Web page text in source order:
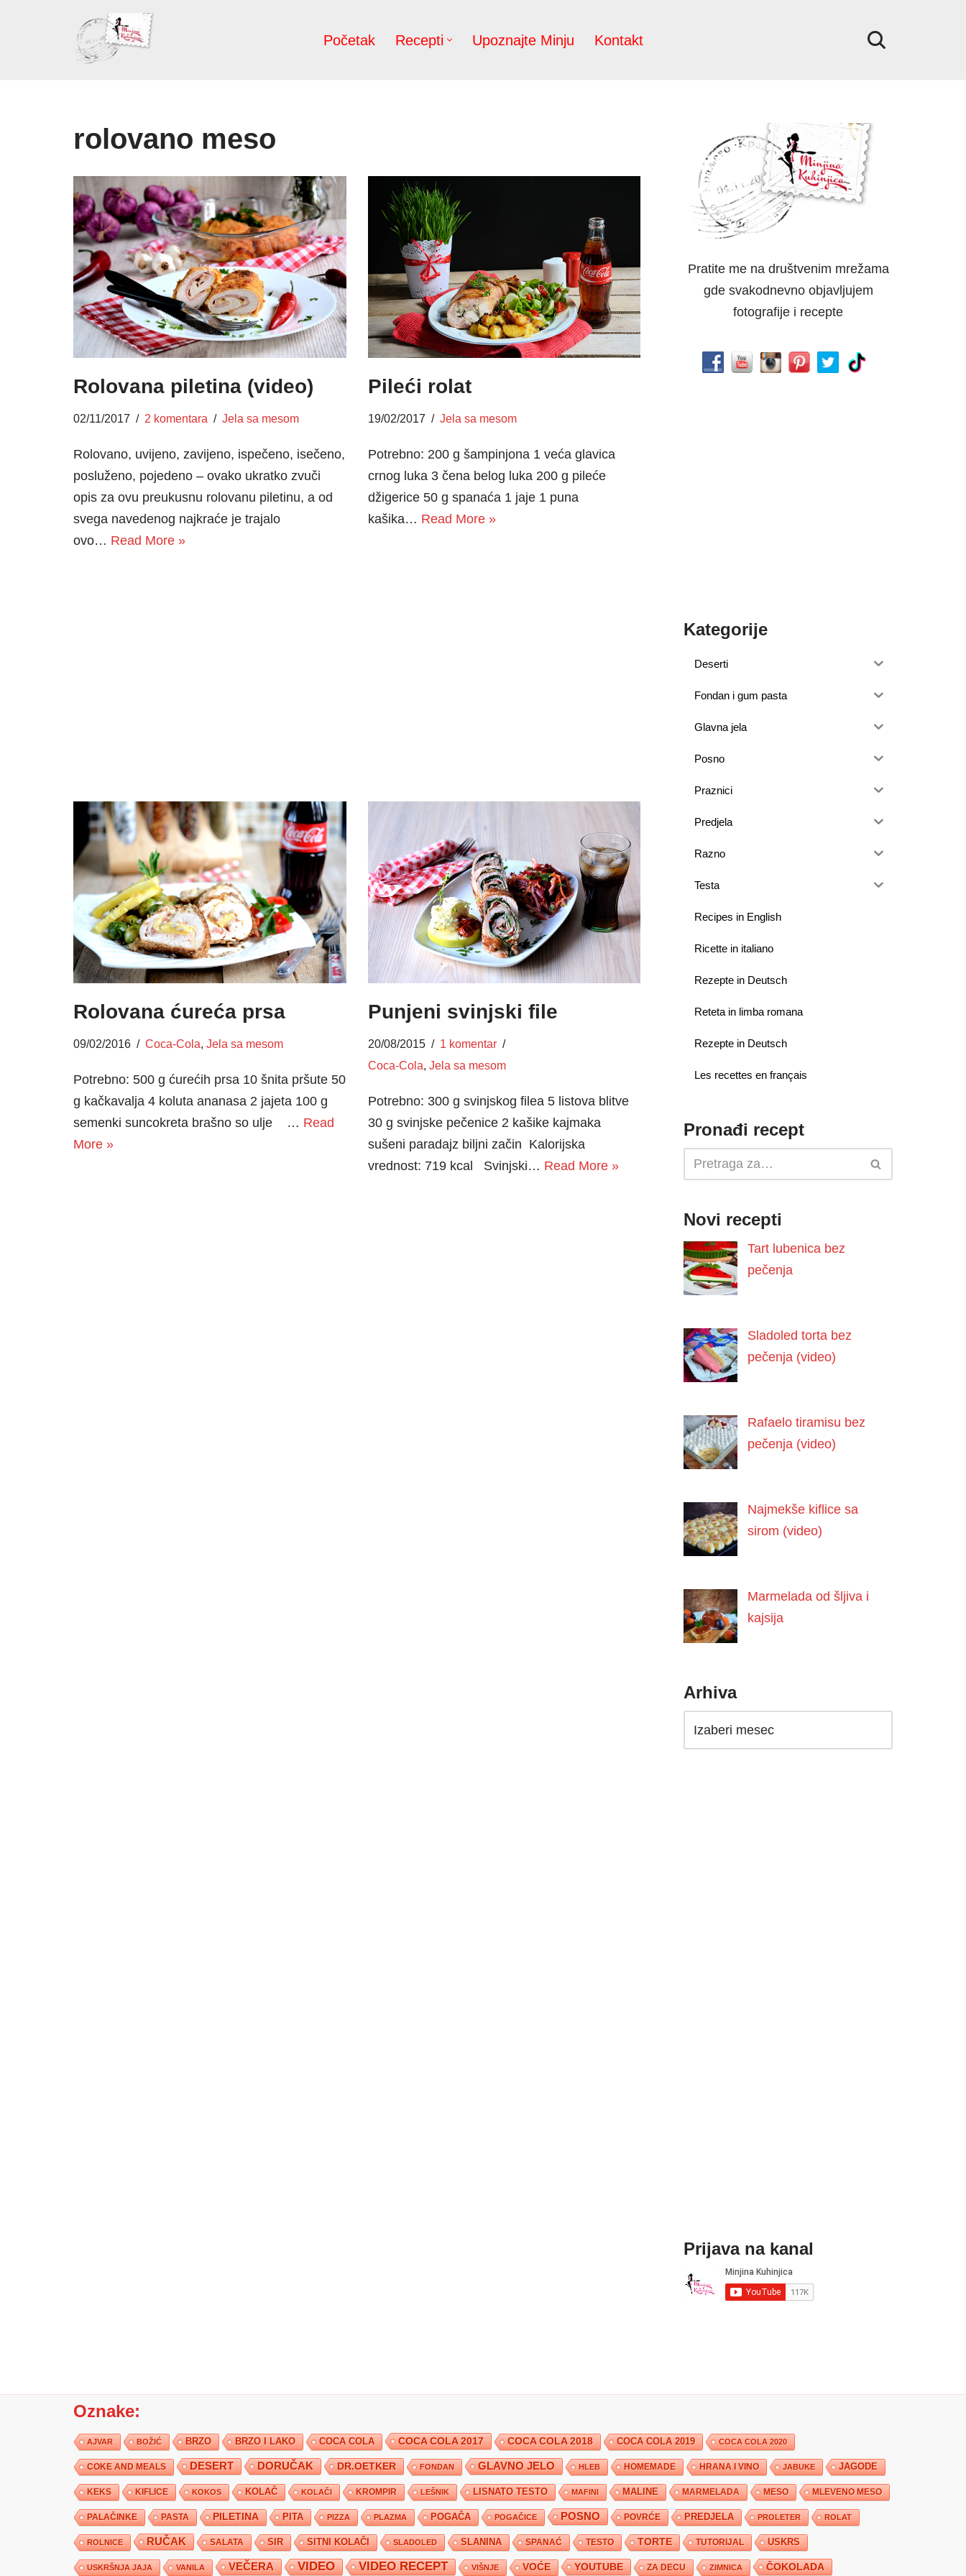
Početak Recepti Upoznajte Minju Kontakt
rolovano meso
Rolovana piletina (video)
02/11/2017 2 komentara Jela sa mesom
Rolovano, uvijeno, zavijeno, ispečeno, isečeno,
posluženo, pojedeno – ovako ukratko zvuči
opis za ovu preukusnu rolovanu piletinu, a od
svega navedenog najkraće je trajalo
ovo… Read More »
Pileći rolat
19/02/2017 Jela sa mesom
Potrebno: 200 g šampinjona 1 veća glavica
crnog luka 3 čena belog luka 200 g pileće
džigerice 50 g spanaća 1 jaje 1 puna
kašika… Read More »
Rolovana ćureća prsa
09/02/2016 Coca-Cola, Jela sa mesom
Potrebno: 500 g ćurećih prsa 10 šnita pršute 50
g kačkavalja 4 koluta ananasa 2 jajeta 100 g
semenki suncokreta brašno so ulje … Read
More »
Punjeni svinjski file
20/08/2015
1 komentar
Coca-Cola, Jela sa mesom
Potrebno: 300 g svinjskog filea 5 listova blitve
30 g svinjske pečenice 2 kašike kajmaka
sušeni paradajz biljni začin Kalorijska
vrednost: 719 kcal Svinjski… Read More »
Pratite me na društvenim mrežama
gde svakodnevno objavljujem
fotografije i recepte
Kategorije
Deserti
Fondan i gum pasta
Glavna jela
Posno
Praznici
Predjela
Razno
Testa
Recipes in English
Ricette in italiano
Rezepte in Deutsch
Reteta in limba romana
Rezepte in Deutsch
Les recettes en français
Pronađi recept
Novi recepti
Tart lubenica bez
pečenja
Sladoled torta bez
pečenja (video)
Rafaelo tiramisu bez
pečenja (video)
Najmekše kiflice sa
sirom (video)
Marmelada od šljiva i
kajsija
Arhiva
Prijava na kanal
Oznake:
AJVAR BOŽIĆ BRZO BRZO I LAKO COCA COLA COCA COLA 2017 COCA COLA 2018 COCA COLA 2019 COCA COLA 2020
COKE AND MEALS DESERT DORUČAK DR.OETKER FONDAN GLAVNO JELO HLEB HOMEMADE HRANA I VINO JABUKE JAGODE
KEKS KIFLICE KOKOS KOLAČ KOLAČI KROMPIR LEŠNIK LISNATO TESTO MAFINI MALINE MARMELADA MESO MLEVENO MESO
PALAČINKE PASTA PILETINA PITA PIZZA PLAZMA POGAČA POGAČICE POSNO POVRĆE PREDJELA PROLETER ROLAT
ROLNICE RUČAK SALATA SIR SITNI KOLAČI SLADOLED SLANINA SPANAĆ TESTO TORTE TUTORIJAL USKRS
USKRŠNJA JAJA VANILA VEČERA VIDEO VIDEO RECEPT VIŠNJE VOĆE YOUTUBE ZA DECU ZIMNICA ČOKOLADA